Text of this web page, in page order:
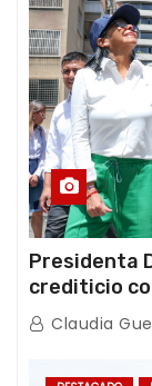
Presidenta
crediticio
con Juntas
Claudia